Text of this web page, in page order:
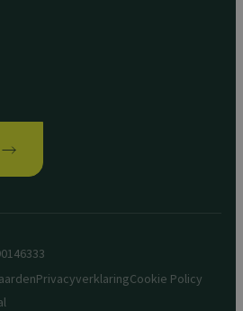
PrivacyverklaringCookie Policy